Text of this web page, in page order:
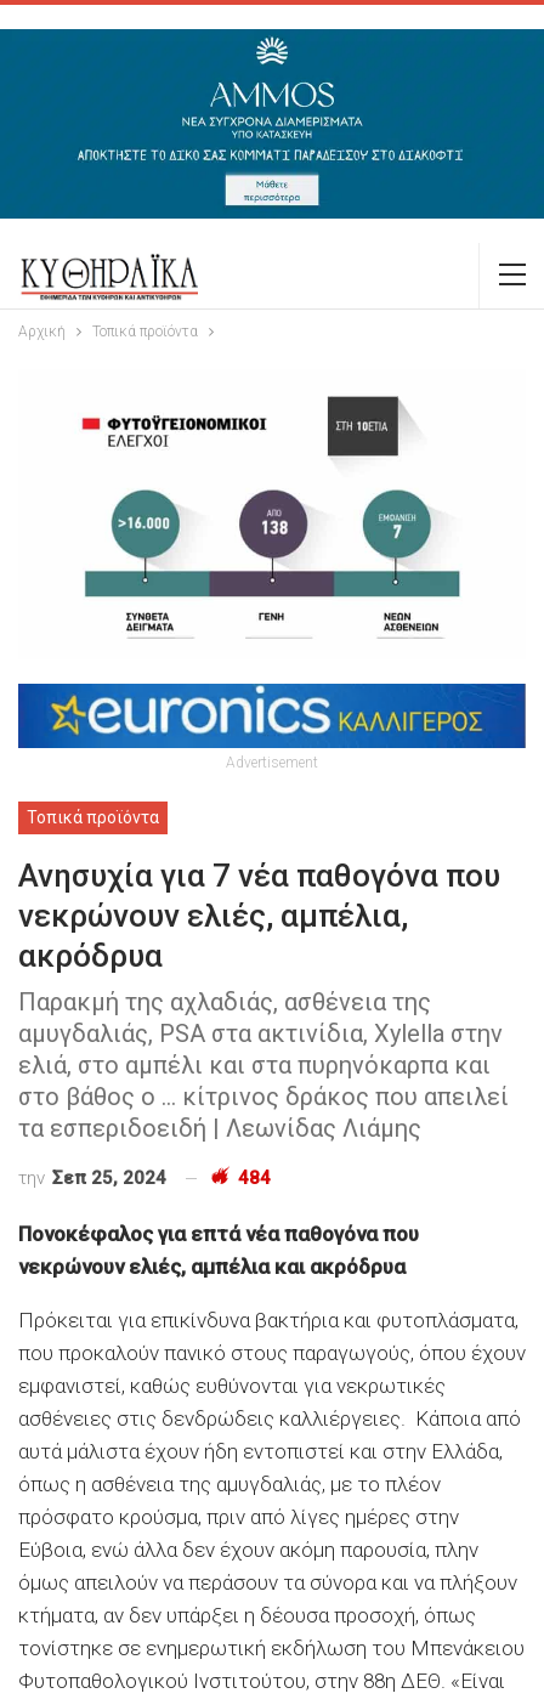
Αρχική Τοπικά προϊόντα
Advertisement
Τοπικά προϊόντα
Ανησυχία για 7 νέα παθογόνα που
νεκρώνουν ελιές, αμπέλια,
ακρόδρυα
Παρακµή της αχλαδιάς, ασθένεια της
αµυγδαλιάς, PSA στα ακτινίδια, Xylella στην
ελιά, στο αµπέλι και στα πυρηνόκαρπα και
στο βάθος ο … κίτρινος δράκος που απειλεί
τα εσπεριδοειδή | Λεωνίδας Λιάμης
την Σεπ 25, 2024 484
Πονοκέφαλος για επτά νέα παθογόνα που
νεκρώνουν ελιές, αμπέλια και ακρόδρυα
Πρόκειται για επικίνδυνα βακτήρια και φυτοπλάσµατα,
που προκαλούν πανικό στους παραγωγούς, όπου έχουν
εµφανιστεί, καθώς ευθύνονται για νεκρωτικές
ασθένειες στις δενδρώδεις καλλιέργειες. Κάποια από
αυτά µάλιστα έχουν ήδη εντοπιστεί και στην Ελλάδα,
όπως η ασθένεια της αµυγδαλιάς, µε το πλέον
πρόσφατο κρούσµα, πριν από λίγες ηµέρες στην
Εύβοια, ενώ άλλα δεν έχουν ακόµη παρουσία, πλην
όµως απειλούν να περάσουν τα σύνορα και να πλήξουν
κτήµατα, αν δεν υπάρξει η δέουσα προσοχή, όπως
τονίστηκε σε ενηµερωτική εκδήλωση του Μπενάκειου
Φυτοπαθολογικού Ινστιτούτου, στην 88η ∆ΕΘ. «Είναι